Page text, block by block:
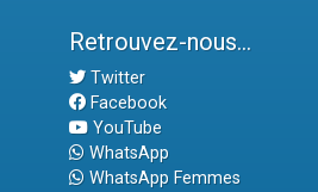
Retrouvez-nous...
Twitter
Facebook
YouTube
WhatsApp
WhatsApp Femmes